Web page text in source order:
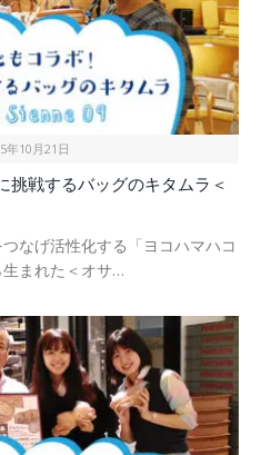
年10月21日
挑戦するバッグのキタムラ＜
なげ活性化する「ヨコハマハコ
まれた＜オサ…